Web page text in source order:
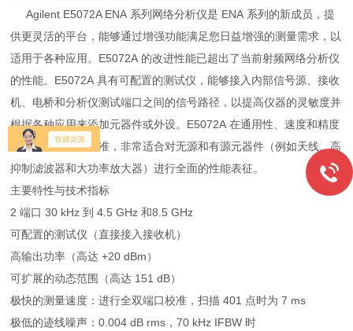
Agilent E5072A ENA 系列网络分析仪是 ENA 系列的新成员，提
供更灵活的平台，能够通过增强功能满足您日益增强的测量需求，以
适用于各种应用。E5072A 的改进性能已超出了当前射频网络分析仪
的性能。E5072A 具有可配置的测试仪，能够接入内部信号源、接收
机、电桥和分析仪测试端口之间的信号路径，以提高仪器的灵敏度并
根据各种应用来添加元器件或外设。E5072A 在通用性、速度和精度
等方面确立了新标准，非常适合对无源和有源元器件（例如天线、高
抑制滤波器和大功率放大器）进行全面的性能表征。
主要特性与技术指标
2 端口 30 kHz 到 4.5 GHz 和8.5 GHz
可配置的测试仪（直接接入接收机）
高输出功率（高达 +20 dBm）
可扩展的动态范围（高达 151 dB）
极快的测量速度：进行全双端口校准，扫描 401 点时为 7 ms
极低的迹线噪声：0.004 dB rms，70 kHz IFBW 时